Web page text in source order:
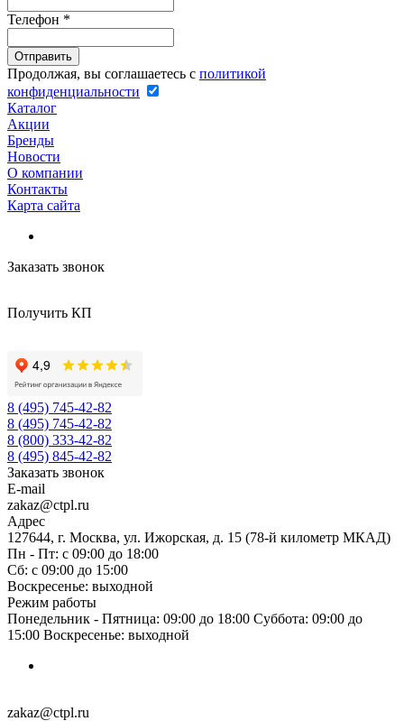
Телефон *
Продолжая, вы соглашаетесь с политикой
конфиденциальности
Каталог
Акции
Бренды
Новости
О компании
Контакты
Карта сайта
Заказать звонок
Получить КП
8 (495) 745-42-82
8 (495) 745-42-82
8 (800) 333-42-82
8 (495) 845-42-82
Заказать звонок
E-mail
zakaz@ctpl.ru
Адрес
127644, г. Москва, ул. Ижорская, д. 15 (78-й километр МКАД)
Пн - Пт: с 09:00 до 18:00
Сб: с 09:00 до 15:00
Воскресенье: выходной
Режим работы
Понедельник - Пятница: 09:00 до 18:00 Суббота: 09:00 до
15:00 Воскресенье: выходной
zakaz@ctpl.ru